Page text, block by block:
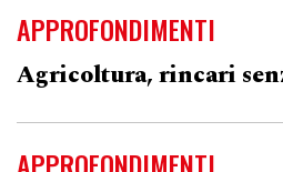
APPROFONDIMENTI
Agricoltura, rincari